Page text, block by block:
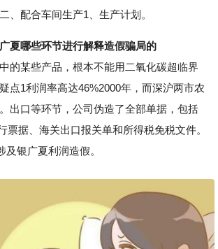
、配合车间生产1、生产计划。
夏哪些环节进行解释造假骗局的
某些产品，根本不能用二氧化碳超临界
点1利润率高达46%2000年，而深沪两市农
出口等环节，公司伪造了全部单据，包括
票据、海关出口报关单和所得税免税文件。
及银广夏利润造假。